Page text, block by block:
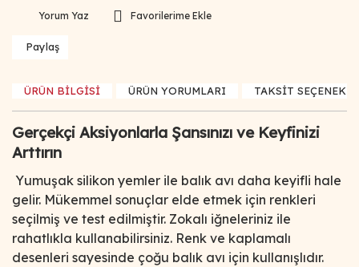
Yorum Yaz
Paylaş
ÜRÜN BİLGİSİ ÜRÜN YORUMLARI TAKSİT
Gerçekçi Aksiyonlarla Şansınızı ve Keyfinizi
Arttırın
Yumuşak silikon yemler ile balık avı daha keyifli hale
gelir. Mükemmel sonuçlar elde etmek için renkleri
seçilmiş ve test edilmiştir. Zokalı iğneleriniz ile
rahatlıkla kullanabilirsiniz. Renk ve kaplamalı
desenleri sayesinde çoğu balık avı için kullanışlıdır.